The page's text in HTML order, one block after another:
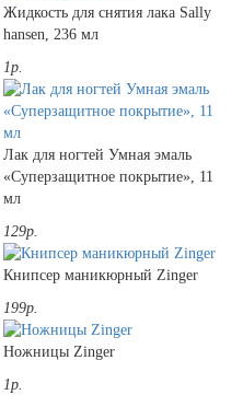
Жидкость для снятия лака Sally
hansen, 236 мл
1р.
Лак для ногтей Умная эмаль
«Суперзащитное покрытие», 11
мл
129р.
Книпсер маникюрный Zinger
199р.
Ножницы Zinger
1р.